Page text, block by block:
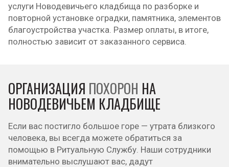
услуги Новодевичьего кладбища по разборке и
повторной установке оградки, памятника, элементов
благоустройства участка. Размер оплаты, в итоге,
полностью зависит от заказанного сервиса.
ОРГАНИЗАЦИЯ ПОХОРОН НА
НОВОДЕВИЧЬЕМ КЛАДБИЩЕ
Если вас постигло большое горе — утрата близкого
человека, вы всегда можете обратиться за
помощью в Ритуальную Службу. Наши сотрудники
внимательно выслушают вас, дадут